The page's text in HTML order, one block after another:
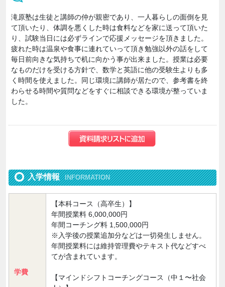
滝原塾は生徒と講師の仲が親密であり、一人暮らしの面倒を見
て頂いたり、体調を悪くした時は食料などを家に送って頂いた
り、試験当日には必ずラインで応援メッセージを頂きました。
疲れた時は温泉や食事に連れていって頂き勉強以外の話をして
毎日前向きな気持ちで机に向かう事が出来ました。授業は必要
なものだけを受ける方針で、数学と英語に他の受験生よりも多
く時間を使えました。同じ環境に講師が居たので、参考書を終
わらせる時間や質問などをすぐに相談できる環境が整っていま
した。
入学情報 INFORMATION
学費
【本科コース（高卒生）】
年間授業料 6,000,000円
年間コーチング料 1,500,000円
※入学後の授業追加分などは一切発生しません。
年間授業料には維持管理費やテキスト代などすべ
てが含まれています。
【マインドシフトコーチングコース（中１〜社会